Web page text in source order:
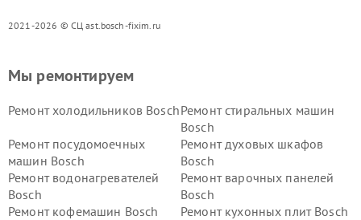
2021-2026 © СЦ ast.bosch-fixim.ru
Мы ремонтируем
Ремонт холодильников BoschРемонт стиральных машин
Bosch
Ремонт посудомоечных
машин Bosch
Ремонт духовых шкафов
Bosch
Ремонт водонагревателей
Bosch
Ремонт варочных панелей
Bosch
Ремонт кофемашин Bosch
Ремонт кухонных плит Bosch